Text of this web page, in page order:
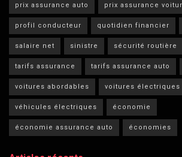
prix assurance auto prix assurance
profil conducteur quotidien financier
salaire net sinistre sécurité routière
tarifs assurance tarifs assurance auto
voitures abordables voitures électriques
véhicules électriques économie
économie assurance auto économies